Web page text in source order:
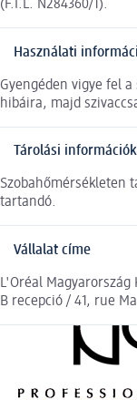
(F.I.L. N284360/1).
Használati
Gyengéden vigye fel
hibáira, majd
Tárolási információk
Szobahőmérsékleten
tartandó.
Vállalat címe
L'Oréal
B recepció / 41, rue